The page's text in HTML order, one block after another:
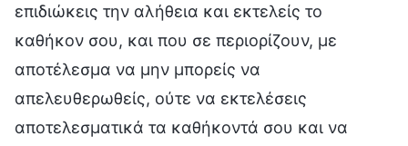
επιδιώκεις την αλήθεια και εκτελείς το
καθήκον σου, και που σε περιορίζουν, με
αποτέλεσμα να μην μπορείς να
απελευθερωθείς, ούτε να εκτελέσεις
αποτελεσματικά τα καθήκοντά σου και να